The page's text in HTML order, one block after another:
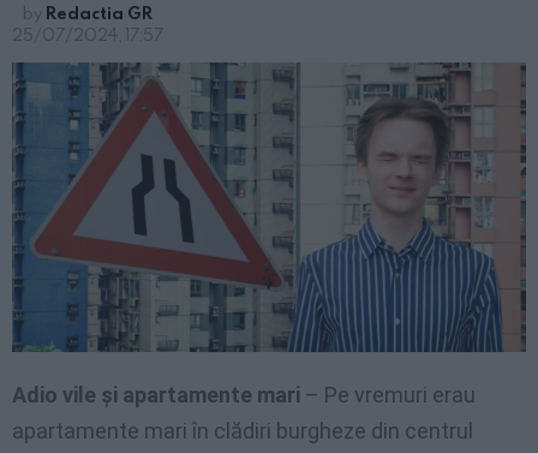
by Redactia GR
25/07/2024, 17:57
Adio vile și apartamente mari – Pe vremuri erau
apartamente mari în clădiri burgheze din centrul